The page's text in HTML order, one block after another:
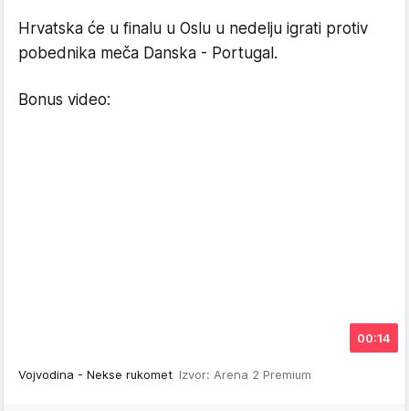
Hrvatska će u finalu u Oslu u nedelju igrati protiv
pobednika meča Danska - Portugal.
Bonus video:
00:14
Vojvodina - Nekse rukomet Izvor: Arena 2 Premium